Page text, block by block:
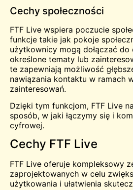
Cechy społeczności
FTF Live wspiera poczucie
funkcje takie jak pokoje
użytkownicy mogą dołączać do
określone tematy lub
te zapewniają możliwość
nawiązania kontaktu w ramach
zainteresowań.
Dzięki tym funkcjom, FTF Live
sposób, w jaki łączymy się i
cyfrowej.
Cechy FTF Live
FTF Live oferuje kompleksowy
zaprojektowanych w celu
użytkowania i ułatwienia